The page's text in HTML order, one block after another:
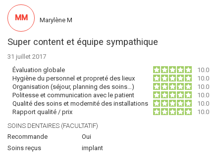
Super content et équipe sympathique
31 juillet 2017
Évaluation globale
10.0
Hygiène du personnel et propreté des lieux
10.0
Organisation (séjour, planning des soins…)
10.0
Politesse et communication avec le patient
10.0
Qualité des soins et modernité des installations
10.0
Rapport qualité / prix
10.0
SOINS DENTAIRES (FACULTATIF)
Recommande
Oui
Soins reçus
implant
MM Marylène M